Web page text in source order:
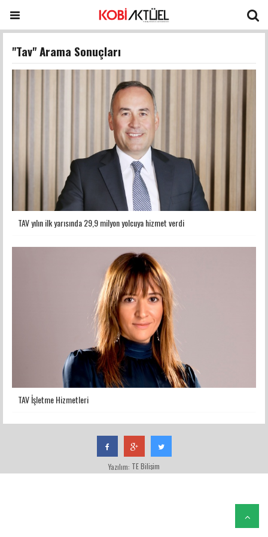
"Tav" Arama Sonuçları
TAV yılın ilk yarısında 29,9 milyon yolcuya hizmet verdi
TAV İşletme Hizmetleri
Yazılım: TE Bilişim